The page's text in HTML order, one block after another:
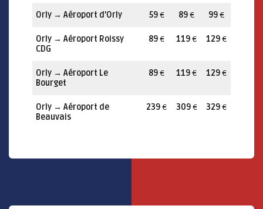
Orly → Aéroport d'Orly 59€ 89€ 99€
Orly → Aéroport Roissy
CDG
89€ 119€ 129€
Orly → Aéroport Le
Bourget
89€ 119€ 129€
Orly → Aéroport de
Beauvais
239€ 309€ 329€